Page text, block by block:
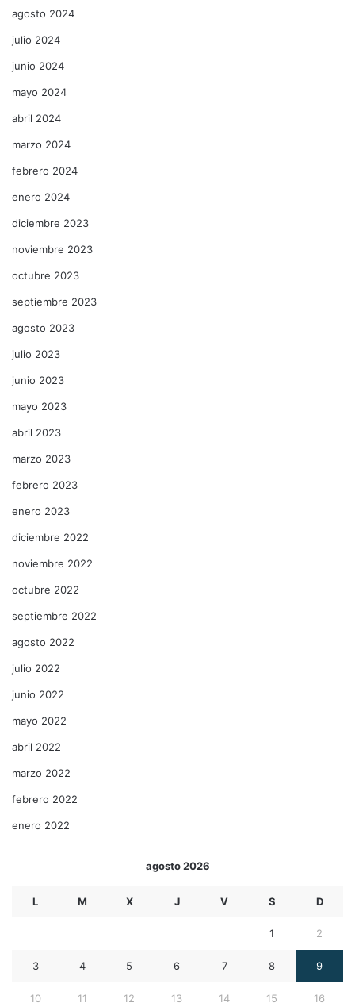
agosto 2024
julio 2024
junio 2024
mayo 2024
abril 2024
marzo 2024
febrero 2024
enero 2024
diciembre 2023
noviembre 2023
octubre 2023
septiembre 2023
agosto 2023
julio 2023
junio 2023
mayo 2023
abril 2023
marzo 2023
febrero 2023
enero 2023
diciembre 2022
noviembre 2022
octubre 2022
septiembre 2022
agosto 2022
julio 2022
junio 2022
mayo 2022
abril 2022
marzo 2022
febrero 2022
enero 2022
agosto 2026
L M X J V S D
1 2
3 4 5 6 7 8 9
10 11 12 13 14 15 16